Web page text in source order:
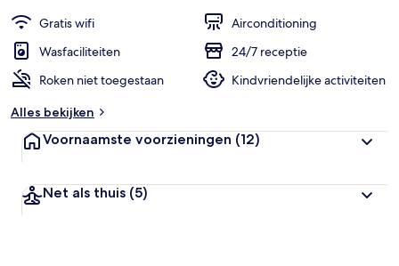
Gratis wifi
Airconditioning
Wasfaciliteiten
24/7 receptie
Roken niet toegestaan
Kindvriendelijke activiteiten
Alles bekijken
Voornaamste voorzieningen (12)
Net als thuis (5)